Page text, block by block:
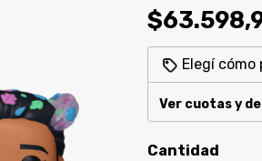
Elegí
Ver cuotas y
Cantidad